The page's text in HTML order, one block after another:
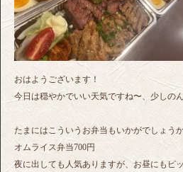
おはようございます！
今日は穏やかでいい天気ですね〜、少しの
たまにはこういうお弁当もいかがでしょう
オムライス弁当700円
夜に出しても人気ありますが、お昼にもピ